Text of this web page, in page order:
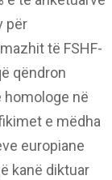
për
të FSHF-
qëndron
në
e mëdha
europiane
kanë diktuar